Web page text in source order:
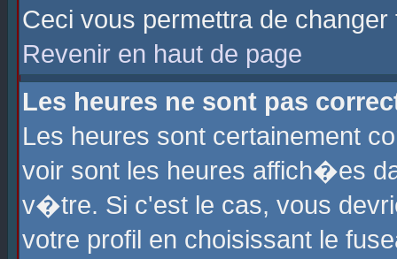
Ceci vous permettra de
Revenir en haut de page
Les heures ne sont pas
Les heures sont certainement
voir sont les heures affich�es
v�tre. Si c'est le cas, vous
votre profil en choisissant le